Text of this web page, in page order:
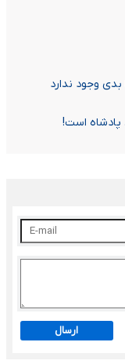
وجود ندارد
پادشاه است!
ارسال